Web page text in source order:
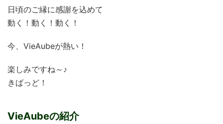
日頃のご縁に感謝を込めて
動く！動く！動く！
今、VieAubeが熱い！
楽しみですね～♪
きばっど！
VieAubeの紹介